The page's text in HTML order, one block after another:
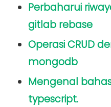
Perbaharui
gitlab rebase
Operasi CRUD
mongodb
Mengenal
typescript.